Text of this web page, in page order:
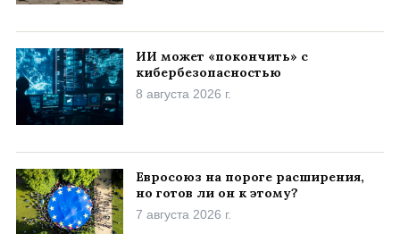
ИИ может «покончить» с
кибербезопасностью
8 августа 2026 г.
Евросоюз на пороге расширения,
но готов ли он к этому?
7 августа 2026 г.